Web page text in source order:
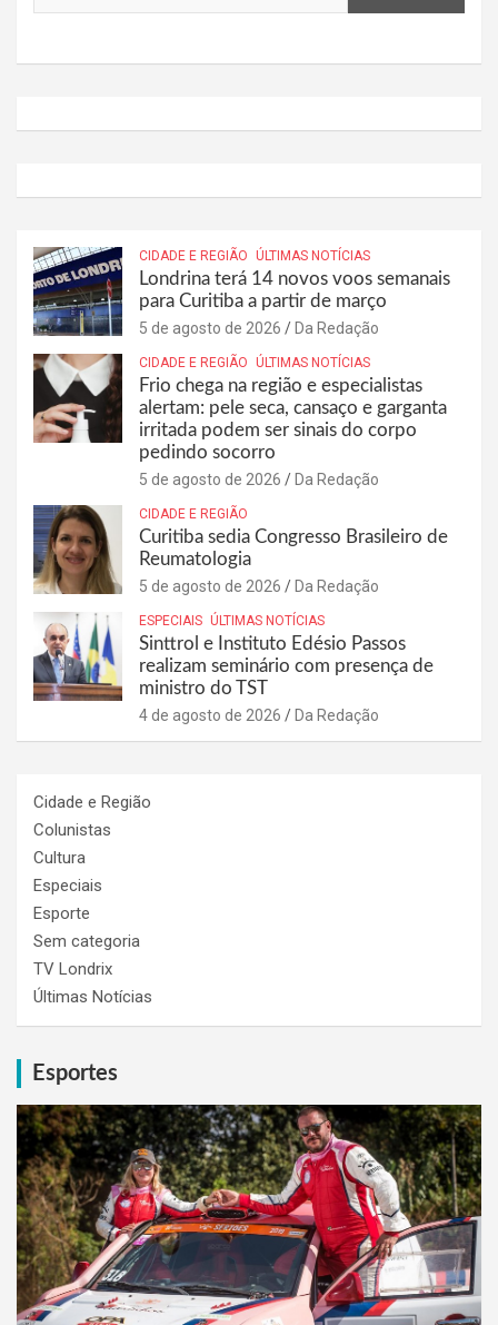
CIDADE E REGIÃO ÚLTIMAS NOTÍCIAS
Londrina terá 14 novos voos semanais
para Curitiba a partir de março
5 de agosto de 2026 Da Redação
CIDADE E REGIÃO ÚLTIMAS NOTÍCIAS
Frio chega na região e especialistas
alertam: pele seca, cansaço e garganta
irritada podem ser sinais do corpo
pedindo socorro
5 de agosto de 2026 Da Redação
CIDADE E REGIÃO
Curitiba sedia Congresso Brasileiro de
Reumatologia
5 de agosto de 2026 Da Redação
ESPECIAIS ÚLTIMAS NOTÍCIAS
Sinttrol e Instituto Edésio Passos
realizam seminário com presença de
ministro do TST
4 de agosto de 2026 Da Redação
Cidade e Região
Colunistas
Cultura
Especiais
Esporte
Sem categoria
TV Londrix
Últimas Notícias
Esportes